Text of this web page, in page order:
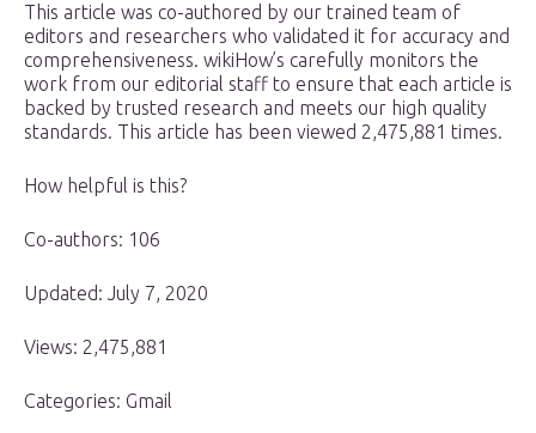
This article was co-authored by our trained team of
editors and researchers who validated it for accuracy and
comprehensiveness. wikiHow’s carefully monitors the
work from our editorial staff to ensure that each article is
backed by trusted research and meets our high quality
standards. This article has been viewed 2,475,881 times.
How helpful is this?
Co-authors: 106
Updated: July 7, 2020
Views: 2,475,881
Categories: Gmail